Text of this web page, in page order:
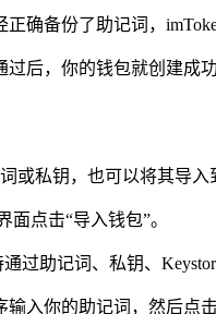
正确备份了助记词，
过后，你的钱包就创建成
或私钥，也可以将其导入
面点击“导入钱包”。
通过助记词、私钥、
输入你的助记词，然后点击